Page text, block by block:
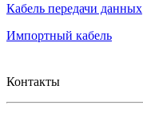
Кабель передачи данных
Импортный кабель
Контакты